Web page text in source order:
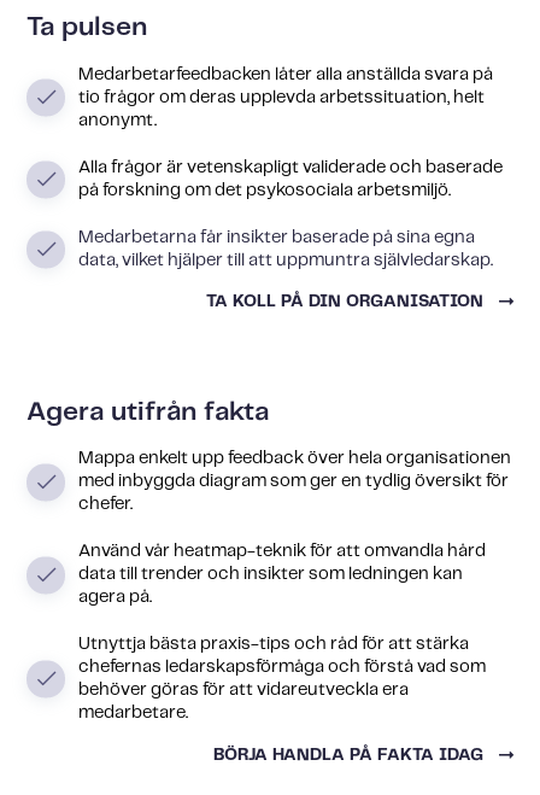
Ta pulsen
Medarbetarfeedbacken låter alla anställda svara på
tio frågor om deras upplevda arbetssituation, helt
anonymt.
Alla frågor är vetenskapligt validerade och baserade
på forskning om det psykosociala arbetsmiljö.
Medarbetarna får insikter baserade på sina egna
data, vilket hjälper till att uppmuntra självledarskap.
TA KOLL PÅ DIN ORGANISATION
Agera utifrån fakta
Mappa enkelt upp feedback över hela organisationen
med inbyggda diagram som ger en tydlig översikt för
chefer.
Använd vår heatmap-teknik för att omvandla hård
data till trender och insikter som ledningen kan
agera på.
Utnyttja bästa praxis-tips och råd för att stärka
chefernas ledarskapsförmåga och förstå vad som
behöver göras för att vidareutveckla era
medarbetare.
BÖRJA HANDLA PÅ FAKTA IDAG